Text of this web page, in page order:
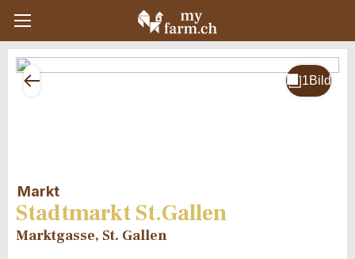
Markt
Stadtmarkt St.Gallen
Marktgasse, St. Gallen